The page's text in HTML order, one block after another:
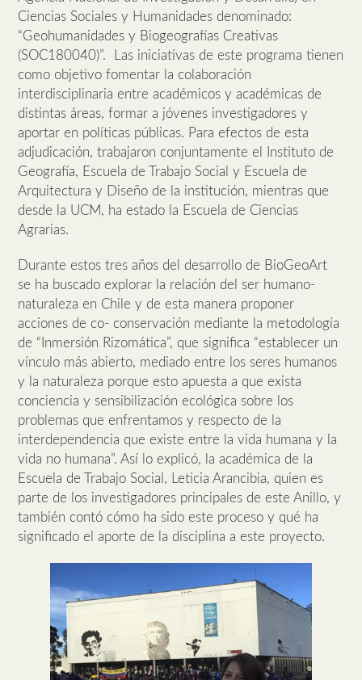
Ciencias Sociales y Humanidades denominado:
“Geohumanidades y Biogeografías Creativas
(SOC180040)”. Las iniciativas de este programa tienen
como objetivo fomentar la colaboración
interdisciplinaria entre académicos y académicas de
distintas áreas, formar a jóvenes investigadores y
aportar en políticas públicas. Para efectos de esta
adjudicación, trabajaron conjuntamente el Instituto de
Geografía, Escuela de Trabajo Social y Escuela de
Arquitectura y Diseño de la institución, mientras que
desde la UCM, ha estado la Escuela de Ciencias
Agrarias.
Durante estos tres años del desarrollo de BioGeoArt
se ha buscado explorar la relación del ser humano-
naturaleza en Chile y de esta manera proponer
acciones de co- conservación mediante la metodología
de “Inmersión Rizomática”, que significa “establecer un
vínculo más abierto, mediado entre los seres humanos
y la naturaleza porque esto apuesta a que exista
conciencia y sensibilización ecológica sobre los
problemas que enfrentamos y respecto de la
interdependencia que existe entre la vida humana y la
vida no humana”. Así lo explicó, la académica de la
Escuela de Trabajo Social, Leticia Arancibia, quien es
parte de los investigadores principales de este Anillo, y
también contó cómo ha sido este proceso y qué ha
significado el aporte de la disciplina a este proyecto.